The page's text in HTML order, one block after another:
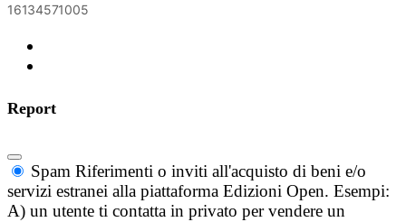
16134571005
Report
Spam Riferimenti o inviti all'acquisto di beni e/o
servizi estranei alla piattaforma Edizioni Open. Esempi:
A) un utente ti contatta in privato per vendere un